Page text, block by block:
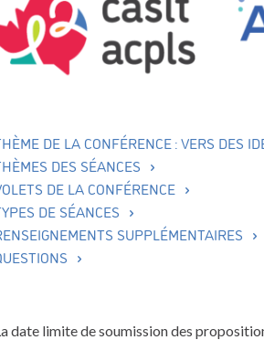
DE LA CONFÉRENCE : VERS DES
DES SÉANCES
DE LA CONFÉRENCE
DE SÉANCES
SUPPLÉMENTAIRES
date limite de soumission des